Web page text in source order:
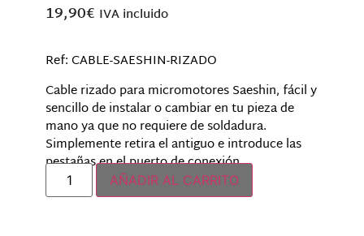
19,90€ IVA incluido
Ref:CABLE-SAESHIN-RIZADO
Cable rizado para micromotores Saeshin, fácil y
sencillo de instalar o cambiar en tu pieza de
mano ya que no requiere de soldadura.
Simplemente retira el antiguo e introduce las
pestañas en el puerto de conexión.
AÑADIR AL CARRITO